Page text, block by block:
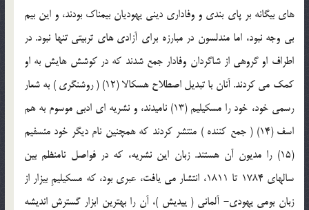
هاي بيگانه بر پاي بندي و وفاداري ديني يهوديان بيمناك بودند، و اين بيم
بي وجه نبود، اما مندلسون در مبارزه براي آزادي هاي تربيتي تنها نبود. در
اطراف او گروهي از شاگردان وفادار جمع شدند كه در كوشش هايش به او
كمك مي كردند. آنان با تبديل اصطلاح هسكالا (12) ( روشنگري ) به شعار
رسمي خود، خود را مسكيليم (13) ناميدند، و نشريه اي ادبي موسوم به هم
اسف (14) ( جمع كننده ) منتشر كردند كه همچنين نام ديگر خود مئسفيم
(15) را مديون آن هستند. زبان اين نشريه، كه در فواصل نامنظم بين
سالهاي 1784 تا 1811، انتشار مي يافت، عبري بود، كه مسكيليمِ بيزار از
زبان بومي يهودي- آلماني ( ييديش‌ )، آن را بهترين ابزار گسترش انديشه